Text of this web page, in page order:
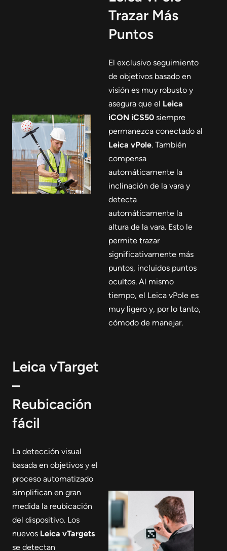
Trazar Más
Puntos
El exclusivo seguimiento
de objetivos basado en
visión es muy robusto y
asegura que el Leica
iCON iCS50 siempre
permanezca conectado al
Leica vPole. También
compensa
automáticamente la
inclinación de la vara y
detecta
automáticamente la
altura de la vara. Esto le
permite trazar
significativamente más
puntos, incluidos puntos
ocultos. Al mismo
tiempo, el Leica vPole es
muy ligero y, por lo tanto,
cómodo de manejar.
Leica vTarget
–
Reubicación
fácil
La detección visual
basada en objetivos y el
proceso automatizado
simplifican en gran
medida la reubicación
del dispositivo. Los
nuevos Leica vTargets
se detectan